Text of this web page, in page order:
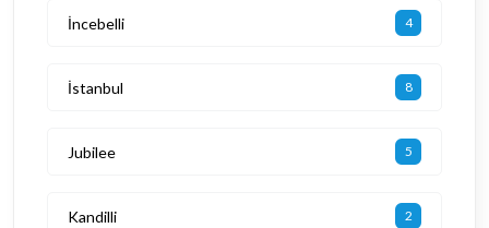
İncebelli 4
İstanbul 8
Jubilee 5
Kandilli 2